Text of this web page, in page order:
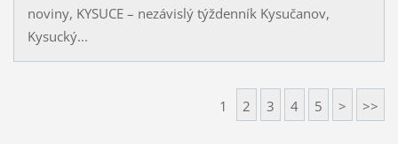
noviny, KYSUCE – nezávislý týždenník Kysučanov,
Kysucký...
1 2 3 4 5 > >>